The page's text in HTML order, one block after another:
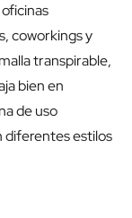
coworkings y
transpirable,
bien en
de uso
diferentes estilos